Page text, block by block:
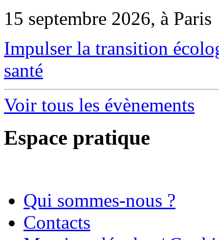
15 septembre 2026, à Paris
Impulser la transition
santé
Voir tous les évènements
Espace pratique
Qui sommes-nous ?
Contacts